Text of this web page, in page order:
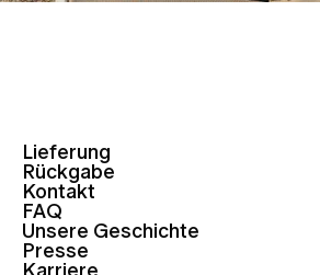
Lieferung
Rückgabe
Kontakt
FAQ
Unsere Geschichte
Presse